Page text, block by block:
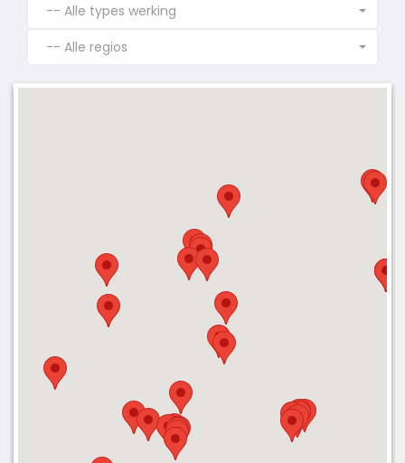
-- Alle types werking
-- Alle regios